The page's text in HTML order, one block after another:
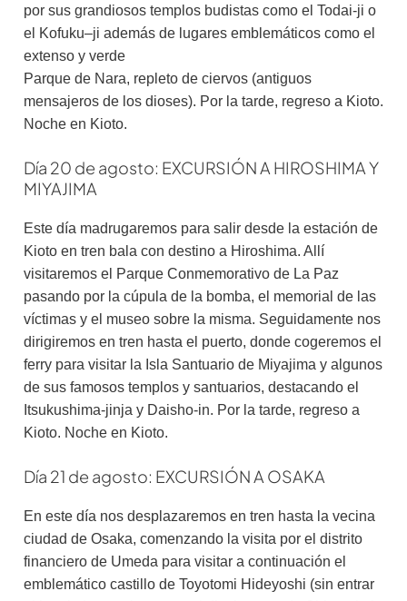
por sus grandiosos templos budistas como el Todai-ji o
el Kofuku–ji además de lugares emblemáticos como el
extenso y verde
Parque de Nara, repleto de ciervos (antiguos
mensajeros de los dioses). Por la tarde, regreso a Kioto.
Noche en Kioto.
Día 20 de agosto: EXCURSIÓN A HIROSHIMA Y
MIYAJIMA
Este día madrugaremos para salir desde la estación de
Kioto en tren bala con destino a Hiroshima. Allí
visitaremos el Parque Conmemorativo de La Paz
pasando por la cúpula de la bomba, el memorial de las
víctimas y el museo sobre la misma. Seguidamente nos
dirigiremos en tren hasta el puerto, donde cogeremos el
ferry para visitar la Isla Santuario de Miyajima y algunos
de sus famosos templos y santuarios, destacando el
Itsukushima-jinja y Daisho-in. Por la tarde, regreso a
Kioto. Noche en Kioto.
Día 21 de agosto: EXCURSIÓN A OSAKA
En este día nos desplazaremos en tren hasta la vecina
ciudad de Osaka, comenzando la visita por el distrito
financiero de Umeda para visitar a continuación el
emblemático castillo de Toyotomi Hideyoshi (sin entrar